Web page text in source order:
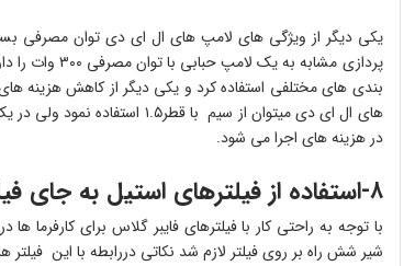
پردازی
بندی های مختلفی استفاده کرد و یکی دیگر از کاهش هزینه
در هزینه های اجرا می شود.
۸-استفاده از فیلترهای استیل به جای فیلتر های فایبر گلاس
با توجه به راحتی کار با فیلترهای فایبر گلاس برای کارفرما
شیر شش راه بر روی فیلتر لازم شد نکاتی دررابطه با این فیلتر